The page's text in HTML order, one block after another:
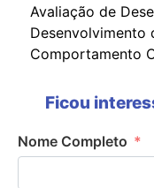
Avaliação de
Desenvolvimento
Comportamento
Ficou
Nome Completo